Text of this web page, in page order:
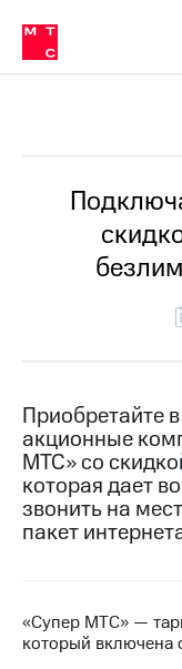
связь
Сервисы и подписки
30% на связь
кабинеты
и
ТВ
МТС
Перенести
в МТС
Тарифы
Услуги
группа
в МТС
Услуги
Роуминг
Скачать
МТС
Акции
Скидка
на связь
и МТС
Супер
Приобретайте
акционные
МТС» со
которая дает
звонить на
пакет
«Супер МТС» —
который включена